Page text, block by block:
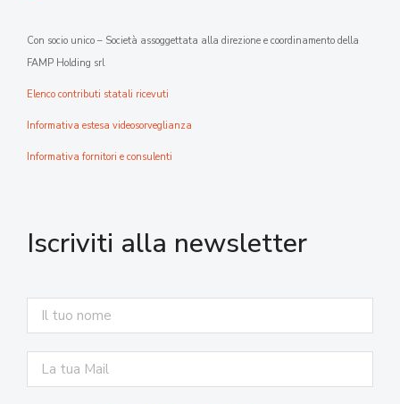
Con socio unico – Società assoggettata alla direzione e coordinamento della
FAMP Holding srl
Elenco contributi statali ricevuti
Informativa estesa videosorveglianza
Informativa fornitori e consulenti
Iscriviti alla newsletter